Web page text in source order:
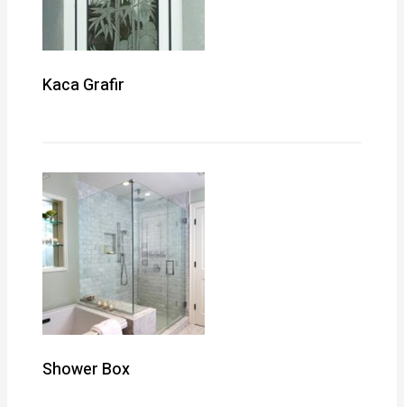
Kaca Grafir
Shower Box